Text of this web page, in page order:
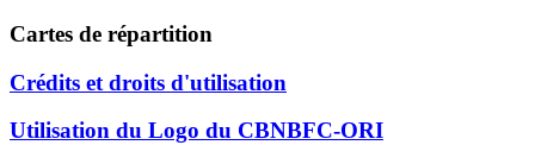
Cartes de répartition
Crédits et droits d'utilisation
Utilisation du Logo du CBNBFC-ORI